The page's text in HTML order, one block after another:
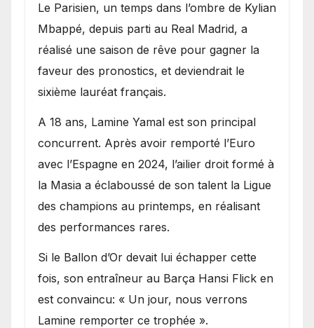
Le Parisien, un temps dans l’ombre de Kylian
Mbappé, depuis parti au Real Madrid, a
réalisé une saison de rêve pour gagner la
faveur des pronostics, et deviendrait le
sixième lauréat français.
A 18 ans, Lamine Yamal est son principal
concurrent. Après avoir remporté l’Euro
avec l’Espagne en 2024, l’ailier droit formé à
la Masia a éclaboussé de son talent la Ligue
des champions au printemps, en réalisant
des performances rares.
Si le Ballon d’Or devait lui échapper cette
fois, son entraîneur au Barça Hansi Flick en
est convaincu: « Un jour, nous verrons
Lamine remporter ce trophée ».